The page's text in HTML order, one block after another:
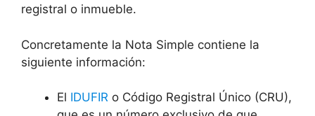
registral o inmueble.
Concretamente la Nota Simple contiene la
siguiente información:
El IDUFIR o Código Registral Único (CRU),